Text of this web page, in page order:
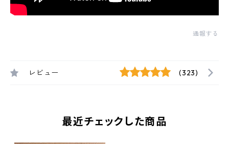
通報する
レビュー (323)
最近チェックした商品